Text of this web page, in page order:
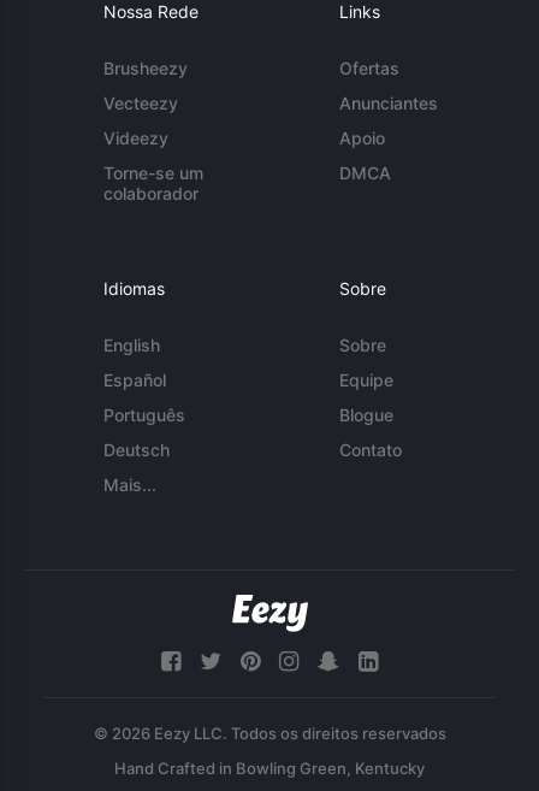
Nossa Rede
Brusheezy
Vecteezy
Videezy
Torne-se um
colaborador
Links
Ofertas
Anunciantes
Apoio
DMCA
Idiomas
English
Español
Português
Deutsch
Mais...
Sobre
Sobre
Equipe
Blogue
Contato
© 2026 Eezy LLC. Todos os direitos reservados